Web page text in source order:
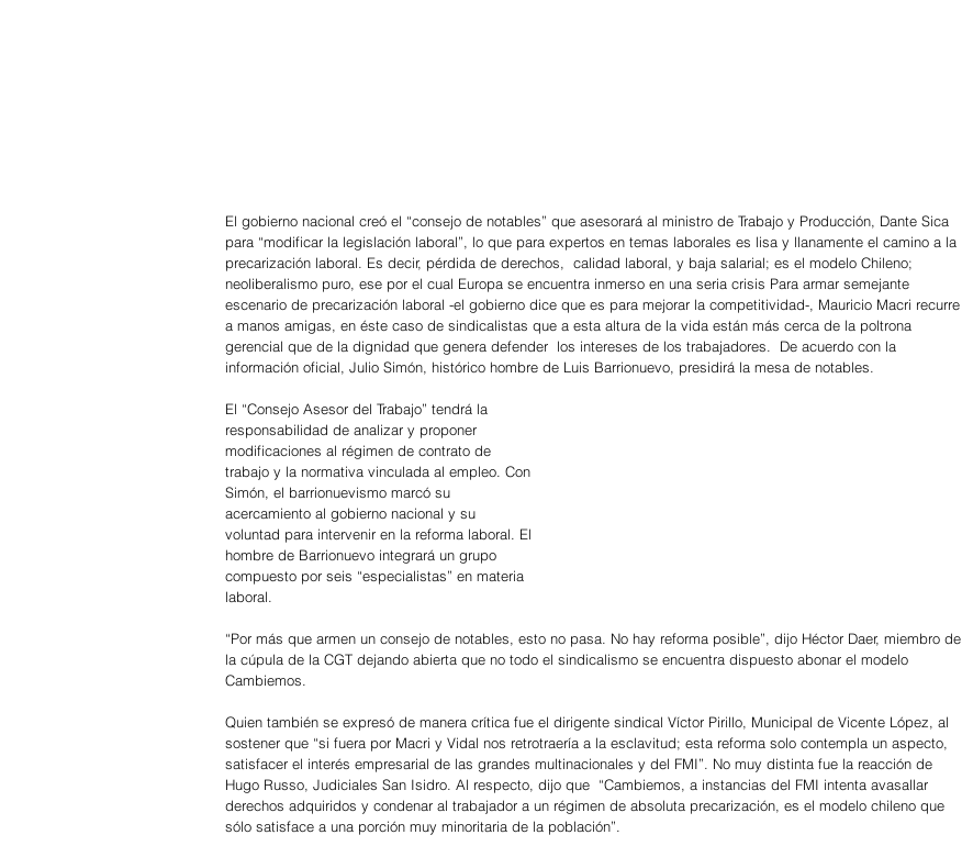
El gobierno nacional creó el “consejo de notables” que asesorará al ministro de Trabajo y Producción, Dante Sica
para “modificar la legislación laboral”, lo que para expertos en temas laborales es lisa y llanamente el camino a la
precarización laboral. Es decir, pérdida de derechos,  calidad laboral, y baja salarial; es el modelo Chileno;
neoliberalismo puro, ese por el cual Europa se encuentra inmerso en una seria crisis Para armar semejante
escenario de precarización laboral -el gobierno dice que es para mejorar la competitividad-, Mauricio Macri recurre
a manos amigas, en éste caso de sindicalistas que a esta altura de la vida están más cerca de la poltrona
gerencial que de la dignidad que genera defender  los intereses de los trabajadores.  De acuerdo con la
información oficial, Julio Simón, histórico hombre de Luis Barrionuevo, presidirá la mesa de notables.
El “Consejo Asesor del Trabajo” tendrá la
responsabilidad de analizar y proponer
modificaciones al régimen de contrato de
trabajo y la normativa vinculada al empleo. Con
Simón, el barrionuevismo marcó su
acercamiento al gobierno nacional y su
voluntad para intervenir en la reforma laboral. El
hombre de Barrionuevo integrará un grupo
compuesto por seis “especialistas” en materia
laboral.
“Por más que armen un consejo de notables, esto no pasa. No hay reforma posible”, dijo Héctor Daer, miembro de
la cúpula de la CGT dejando abierta que no todo el sindicalismo se encuentra dispuesto abonar el modelo
Cambiemos.
Quien también se expresó de manera crítica fue el dirigente sindical Víctor Pirillo, Municipal de Vicente López, al
sostener que “si fuera por Macri y Vidal nos retrotraería a la esclavitud; esta reforma solo contempla un aspecto,
satisfacer el interés empresarial de las grandes multinacionales y del FMI”. No muy distinta fue la reacción de
Hugo Russo, Judiciales San Isidro. Al respecto, dijo que  “Cambiemos, a instancias del FMI intenta avasallar
derechos adquiridos y condenar al trabajador a un régimen de absoluta precarización, es el modelo chileno que
sólo satisface a una porción muy minoritaria de la población”.